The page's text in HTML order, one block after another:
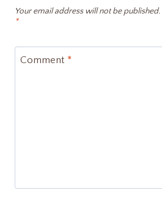
Your email address will not be published.
*
Comment *